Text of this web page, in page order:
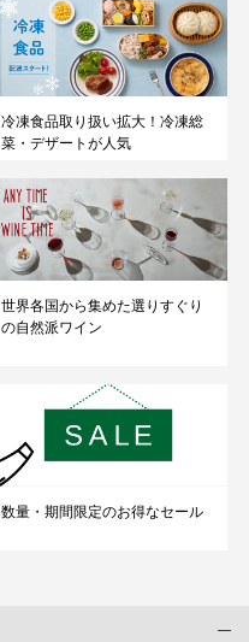
冷凍食品取り扱い拡大！冷凍総
菜・デザートが人気
世界各国から集めた選りすぐり
の自然派ワイン
数量・期間限定のお得なセール